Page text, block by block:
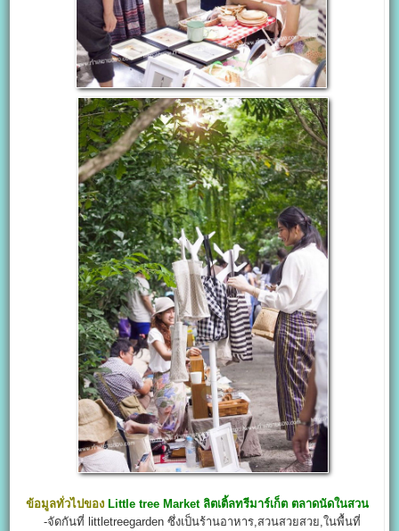
ข้อมูลทั่วไปของ Little tree Market ลิตเติ้ลทรีมาร์เก็ต ตลาดนัดในสวน
-จัดกันที่ littletreegarden ซึ่งเป็นร้านอาหาร,สวนสวยสวย,ในพื้นที่